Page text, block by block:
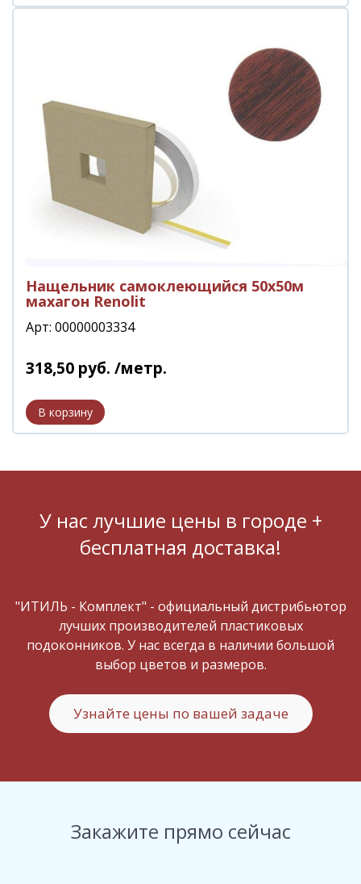
Нащельник самоклеющийся 50х50м
махагон Renolit
Арт: 00000003334
318,50 руб. /метр.
У нас лучшие цены в городе +
бесплатная доставка!
"ИТИЛЬ - Комплект" - официальный дистрибьютор
лучших производителей пластиковых
подоконников. У нас всегда в наличии большой
выбор цветов и размеров.
Узнайте цены по вашей задаче
Закажите прямо сейчас